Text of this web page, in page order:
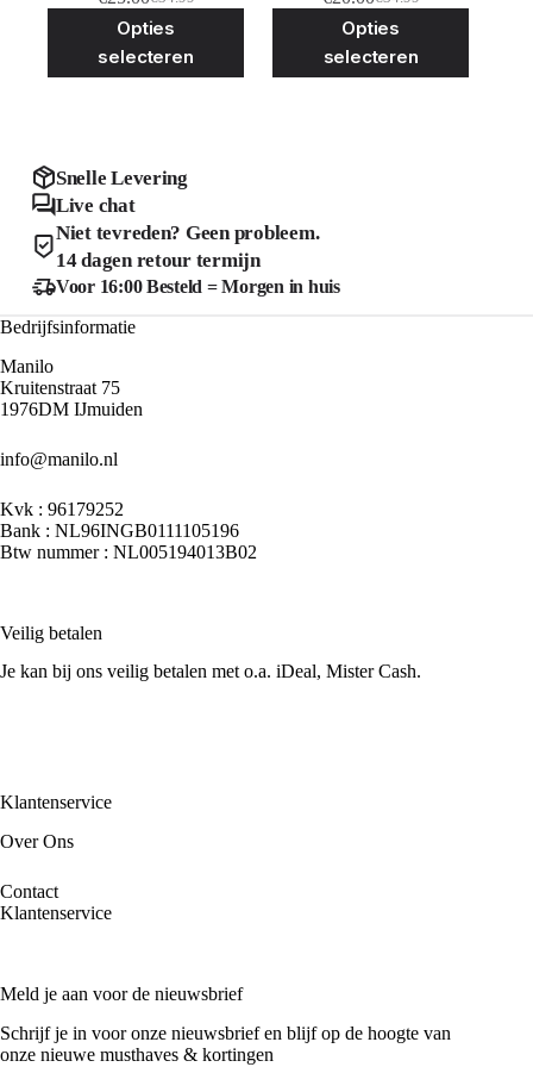
Oorspronkelijke
prijs
was:
Huidige
prijs
is:
Opties
selecteren
meerdere
op
de
productpagina
Oorspronkelijke
prijs
was:
Huidige
prijs
is:
Opties
selecteren
Snelle Levering
Live chat
Niet tevreden? Geen probleem.
14 dagen retour termijn
Voor 16:00 Besteld = Morgen in huis
Bedrijfsinformatie
Manilo
Kruitenstraat 75
1976DM IJmuiden
info@manilo.nl
Kvk : 96179252
Bank : NL96INGB0111105196
Btw nummer : NL005194013B02
Veilig betalen
Je kan bij ons veilig betalen met o.a. iDeal, Mister Cash.
Klantenservice
Over Ons
Contact
Klantenservice
Meld je aan voor de nieuwsbrief
Schrijf je in voor onze nieuwsbrief en blijf op de hoogte van
onze nieuwe musthaves & kortingen